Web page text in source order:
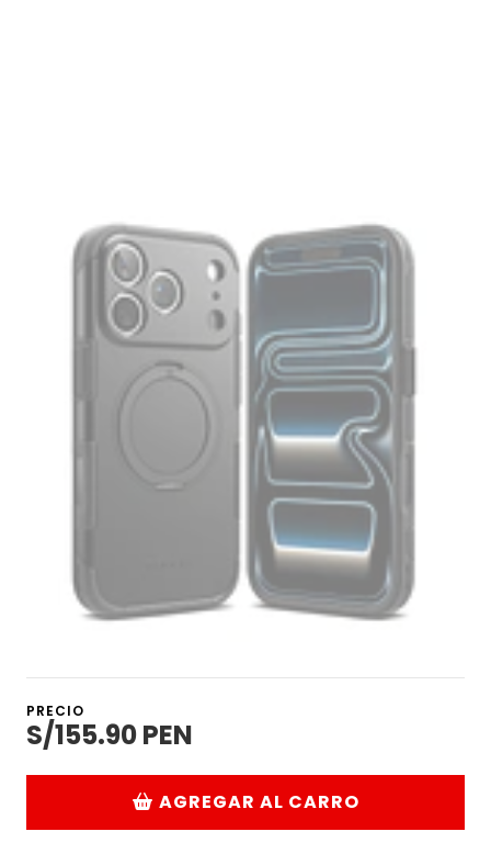
PRECIO
S/155.90 PEN
AGREGAR AL CARRO